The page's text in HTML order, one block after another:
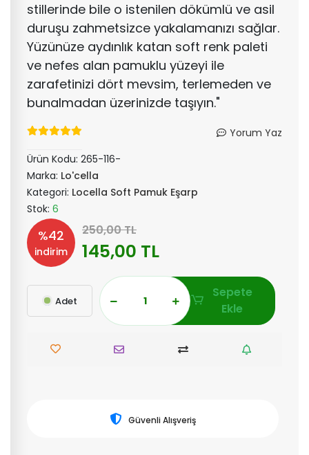
stillerinde bile o istenilen dökümlü ve asil
duruşu zahmetsizce yakalamanızı sağlar.
Yüzünüze aydınlık katan soft renk paleti
ve nefes alan pamuklu yüzeyi ile
zarafetinizi dört mevsim, terlemeden ve
bunalmadan üzerinizde taşıyın."
Yorum Yaz
Ürün Kodu: 265-116-
Marka: Lo'cella
Kategori: Locella Soft Pamuk Eşarp
Stok: 6
%42
indirim
250,00 TL
145,00 TL
Adet
Sepete
Ekle
Güvenli Alışveriş